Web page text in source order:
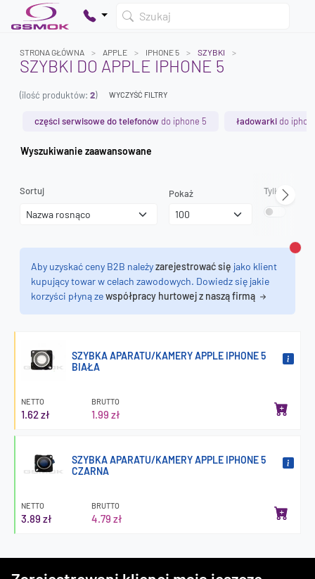
Szukaj
Twój koszyk jest pusty
STRONA GŁÓWNA APPLE IPHONE 5 SZYBKI
SZYBKI DO APPLE IPHONE 5
(ilość produktów: 2) WYCZYŚĆ FILTRY
części serwisowe do telefonów do iphone 5 ładowarki do
Wyszukiwanie zaawansowane
Sortuj Pokaż Tylko
Aby uzyskać ceny B2B należyzarejestrować się jako klient
kupujący towar w celach zawodowych. Dowiedz się jakie
korzyści płyną zewspółpracy hurtowej z naszą firmą
SZYBKA APARATU/KAMERY APPLE IPHONE 5
BIAŁA
NETTO
1.62 zł
BRUTTO
1.99 zł
SZYBKA APARATU/KAMERY APPLE IPHONE 5
CZARNA
NETTO
3.89 zł
BRUTTO
4.79 zł